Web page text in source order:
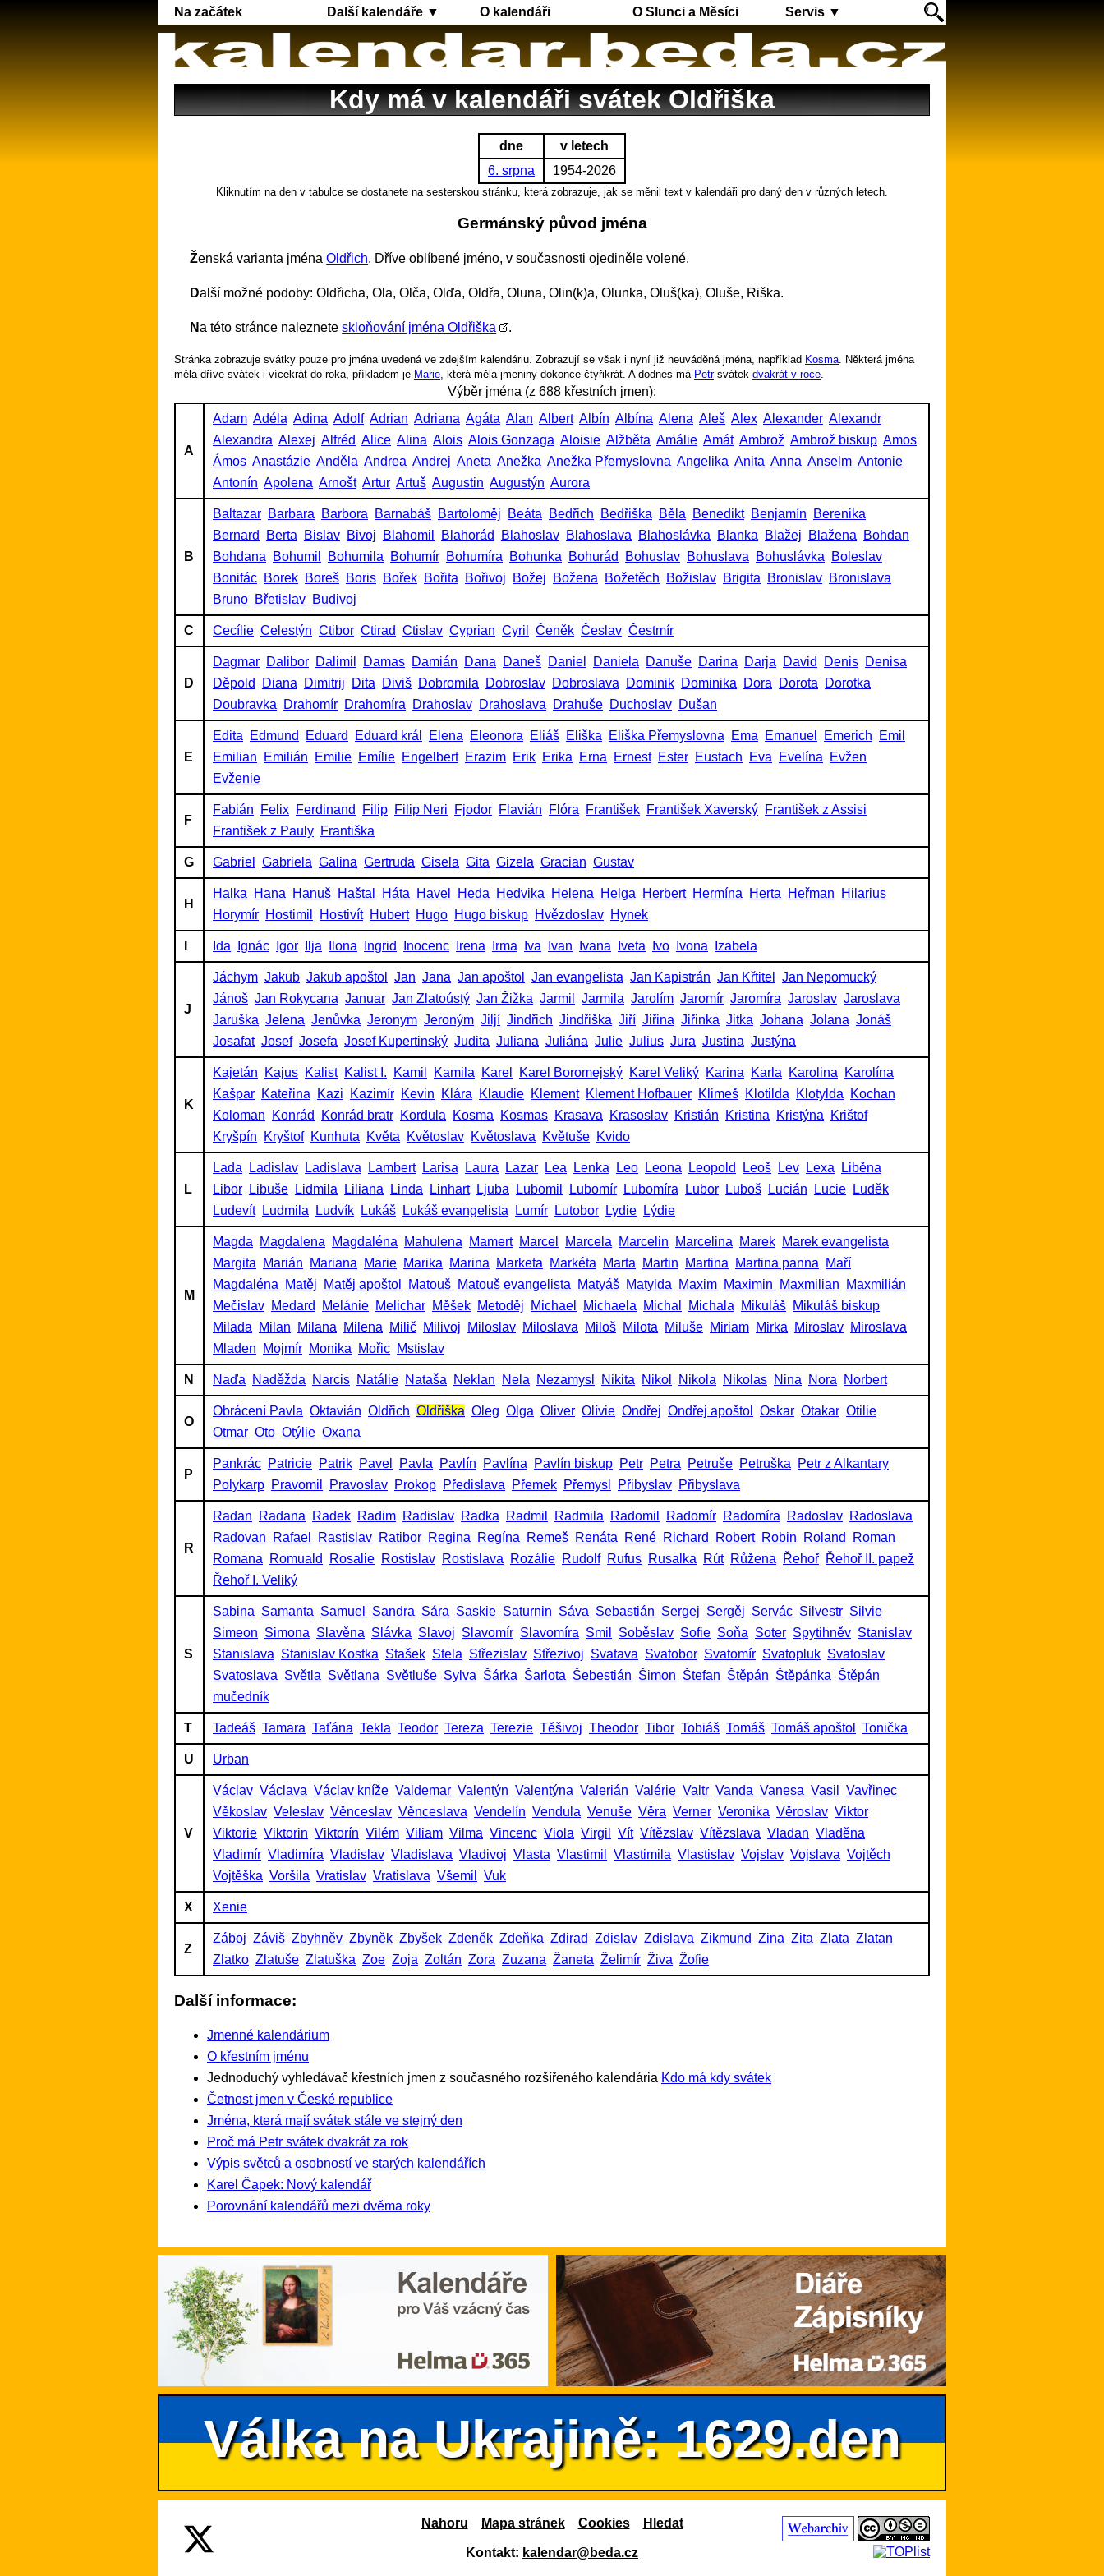
Na začátek Další kalendáře ▼ O kalendáři O Slunci a Měsíci Servis ▼
Kdy má v kalendáři svátek Oldřiška
dne
v letech
6. srpna
1954-2026
Kliknutím na den v tabulce se dostanete na sesterskou stránku, která zobrazuje, jak se měnil text v kalendáři pro daný den v různých letech.
Germánský původ jména
Ženská varianta jménaOldřich. Dříve oblíbené jméno, v současnosti ojediněle volené.
Další možné podoby: Oldřicha, Ola, Olča, Olďa, Oldřa, Oluna, Olin(k)a, Olunka, Oluš(ka), Oluše, Riška.
Na této stránce nalezneteskloňování jména Oldřiška .
Stránka zobrazuje svátky pouze pro jména uvedená ve zdejším kalendáriu. Zobrazují se však i nyní již neuváděná jména, například Kosma . Některá jména
měla dříve svátek i vícekrát do roka, příkladem je Marie , která měla jmeniny dokonce čtyřikrát. A dodnes má Petrsvátek dvakrát v roce
Výběr jména (z 688 křestních jmen):
A
Adam Adéla Adina Adolf Adrian Adriana Agáta Alan Albert Albín Albína Alena Aleš Alex Alexander Alexandr
Alexandra Alexej Alfréd Alice Alina Alois Alois Gonzaga Aloisie Alžběta Amálie Amát Ambrož Ambrož biskup Amos
Ámos Anastázie Anděla Andrea Andrej Aneta Anežka Anežka Přemyslovna Angelika Anita Anna Anselm Antonie
Antonín Apolena Arnošt Artur Artuš Augustin Augustýn Aurora
B
Baltazar Barbara Barbora Barnabáš Bartoloměj Beáta Bedřich Bedřiška Běla Benedikt Benjamín
Berenika
Bernard
Berta Bislav Bivoj Blahomil Blahorád Blahoslav Blahoslava Blahoslávka Blanka Blažej Blažena
Bohdan
Bohdana
Bohumil Bohumila Bohumír Bohumíra Bohunka Bohurád Bohuslav Bohuslava Bohuslávka
Boleslav
Bonifác Borek Boreš Boris Bořek Bořita Bořivoj Božej Božena Božetěch Božislav Brigita Bronislav Bronislava
Bruno Břetislav Budivoj
C Cecílie Celestýn Ctibor Ctirad Ctislav Cyprian Cyril Čeněk Česlav Čestmír
D
Dagmar Dalibor Dalimil Damas Damián Dana Daneš Daniel Daniela Danuše Darina Darja David Denis Denisa
Děpold
Diana Dimitrij Dita Diviš Dobromila Dobroslav Dobroslava Dominik Dominika Dora Dorota
Dorotka
Doubravka
Drahomír Drahomíra Drahoslav Drahoslava Drahuše Duchoslav Dušan
E
Edita Edmund Eduard Eduard král Elena Eleonora Eliáš Eliška Eliška Přemyslovna Ema Emanuel Emerich
Emil
Emilian
Emilián Emilie Emílie Engelbert Erazim Erik Erika Erna Ernest Ester Eustach Eva Evelína
Evžen
Evženie
F
Fabián Felix Ferdinand Filip Filip Neri Fjodor Flavián Flóra František František Xaverský František z Assisi
František z Pauly Františka
G Gabriel Gabriela Galina Gertruda Gisela Gita Gizela Gracian Gustav
H
Halka Hana Hanuš Haštal Háta Havel Heda Hedvika Helena Helga Herbert Hermína Herta Heřman
Hilarius
Horymír Hostimil Hostivít Hubert Hugo Hugo biskup Hvězdoslav Hynek
Ida Ignác Igor Ilja Ilona Ingrid Inocenc Irena Irma Iva Ivan Ivana Iveta Ivo Ivona Izabela
J
Jáchym Jakub Jakub apoštol Jan Jana Jan apoštol Jan evangelista Jan Kapistrán Jan Křtitel
Jan Nepomucký
Jánoš Jan Rokycana Januar Jan Zlatoústý Jan Žižka Jarmil Jarmila Jarolím Jaromír Jaromíra Jaroslav Jaroslava
Jaruška Jelena Jenůvka Jeronym Jeroným Jiljí Jindřich Jindřiška Jiří Jiřina Jiřinka Jitka Johana Jolana Jonáš
Josafat Josef Josefa Josef Kupertinský Judita Juliana Juliána Julie Julius Jura Justina Justýna
K
Kajetán Kajus Kalist Kalist I. Kamil Kamila Karel Karel Boromejský Karel Veliký Karina Karla Karolina
Karolína
Kašpar Kateřina Kazi Kazimír Kevin Klára Klaudie Klement Klement Hofbauer Klimeš Klotilda Klotylda
Kochan
Koloman
Konrád Konrád bratr Kordula Kosma Kosmas Krasava Krasoslav Kristián Kristina Kristýna
Krištof
Kryšpín
Kryštof Kunhuta Květa Květoslav Květoslava Květuše Kvido
L
Lada Ladislav Ladislava Lambert Larisa Laura Lazar Lea Lenka Leo Leona Leopold Leoš Lev Lexa
Liběna
Libor
Libuše Lidmila Liliana Linda Linhart Ljuba Lubomil Lubomír Lubomíra Lubor Luboš Lucián Lucie
Luděk
Ludevít
Ludmila Ludvík Lukáš Lukáš evangelista Lumír Lutobor Lydie Lýdie
M
Magda Magdalena Magdaléna Mahulena Mamert Marcel Marcela Marcelin Marcelina Marek Marek evangelista
Margita
Marián Mariana Marie Marika Marina Marketa Markéta Marta Martin Martina Martina panna
Maří
Magdaléna
Matěj Matěj apoštol Matouš Matouš evangelista Matyáš Matylda Maxim Maximin Maxmilian
Maxmilián
Mečislav Medard Melánie Melichar Měšek Metoděj Michael Michaela Michal Michala Mikuláš Mikuláš biskup
Milada
Milan Milana Milena Milič Milivoj Miloslav Miloslava Miloš Milota Miluše Miriam Mirka Miroslav Miroslava
Mladen
Mojmír Monika Mořic Mstislav
N Naďa Naděžda Narcis Natálie Nataša Neklan Nela Nezamysl Nikita Nikol Nikola Nikolas Nina Nora Norbert
O
Obrácení Pavla Oktavián Oldřich Oldřiška Oleg Olga Oliver Olívie Ondřej Ondřej apoštol Oskar Otakar Otilie
Otmar Oto Otýlie Oxana
P
Pankrác Patricie Patrik Pavel Pavla Pavlín Pavlína Pavlín biskup Petr Petra Petruše Petruška
Petr z Alkantary
Polykarp Pravomil Pravoslav Prokop Předislava Přemek Přemysl Přibyslav Přibyslava
R
Radan Radana Radek Radim Radislav Radka Radmil Radmila Radomil Radomír Radomíra Radoslav Radoslava
Radovan
Rafael Rastislav Ratibor Regina Regína Remeš Renáta René Richard Robert Robin Roland
Roman
Romana
Romuald Rosalie Rostislav Rostislava Rozálie Rudolf Rufus Rusalka Rút Růžena Řehoř Řehoř II. papež
Řehoř I. Veliký
S
Sabina Samanta Samuel Sandra Sára Saskie Saturnin Sáva Sebastián Sergej Sergěj Servác Silvestr Silvie
Simeon Simona Slavěna Slávka Slavoj Slavomír Slavomíra Smil Soběslav Sofie Soňa Soter Spytihněv Stanislav
Stanislava Stanislav Kostka Stašek Stela Střezislav Střezivoj Svatava Svatobor Svatomír Svatopluk Svatoslav
Svatoslava Světla Světlana Světluše Sylva Šárka Šarlota Šebestián Šimon Štefan Štěpán Štěpánka Štěpán
mučedník
T Tadeáš Tamara Taťána Tekla Teodor Tereza Terezie Těšivoj Theodor Tibor Tobiáš Tomáš Tomáš apoštol Tonička
U Urban
V
Václav Václava Václav kníže Valdemar Valentýn Valentýna Valerián Valérie Valtr Vanda Vanesa Vasil
Vavřinec
Věkoslav Veleslav Věnceslav Věnceslava Vendelín Vendula Venuše Věra Verner Veronika Věroslav Viktor
Viktorie Viktorin Viktorín Vilém Viliam Vilma Vincenc Viola Virgil Vít Vítězslav Vítězslava Vladan Vladěna
Vladimír Vladimíra Vladislav Vladislava Vladivoj Vlasta Vlastimil Vlastimila Vlastislav Vojslav Vojslava Vojtěch
Vojtěška Voršila Vratislav Vratislava Všemil Vuk
X Xenie
Z
Záboj Záviš Zbyhněv Zbyněk Zbyšek Zdeněk Zdeňka Zdirad Zdislav Zdislava Zikmund Zina Zita Zlata Zlatan
Zlatko Zlatuše Zlatuška Zoe Zoja Zoltán Zora Zuzana Žaneta Želimír Živa Žofie
Další informace:
Jmenné kalendárium
O křestním jménu
Jednoduchý vyhledávač křestních jmen z současného rozšířeného kalendária Kdo má kdy svátek
Četnost jmen v České republice
Jména, která mají svátek stále ve stejný den
Proč má Petr svátek dvakrát za rok
Výpis světců a osobností ve starých kalendářích
Karel Čapek: Nový kalendář
Porovnání kalendářů mezi dvěma roky
Válka na Ukrajině: 1629.den
Nahoru Mapa stránek Cookies Hledat
Kontakt: kalendar@beda.cz